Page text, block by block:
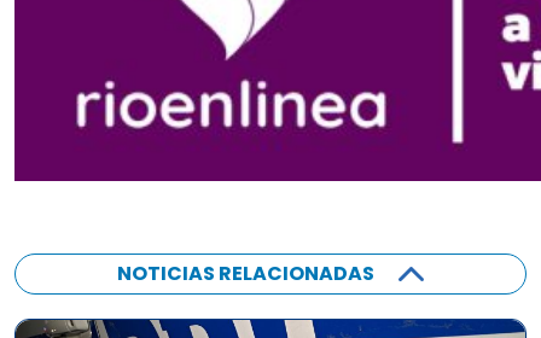
NOTICIAS RELACIONADAS